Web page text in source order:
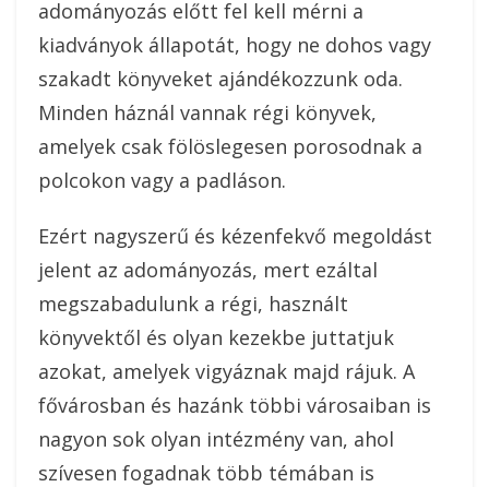
adományozás előtt fel kell mérni a
kiadványok állapotát, hogy ne dohos vagy
szakadt könyveket ajándékozzunk oda.
Minden háznál vannak régi könyvek,
amelyek csak fölöslegesen porosodnak a
polcokon vagy a padláson.
Ezért nagyszerű és kézenfekvő megoldást
jelent az adományozás, mert ezáltal
megszabadulunk a régi, használt
könyvektől és olyan kezekbe juttatjuk
azokat, amelyek vigyáznak majd rájuk. A
fővárosban és hazánk többi városaiban is
nagyon sok olyan intézmény van, ahol
szívesen fogadnak több témában is